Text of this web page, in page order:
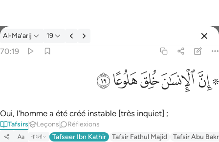
Tafsir: Al-Ma'arij 70:19
Al-Ma'arij 19
70:19
ﱪ ﱫﱬﱭﱮﱯ
Oui, l’homme a été créé instable [très inquiet] ;
Tafsirs Leçons Réflexions
Aa বাংলা Tafseer Ibn Kathir Tafsir Fathul Majid Tafsir Abu